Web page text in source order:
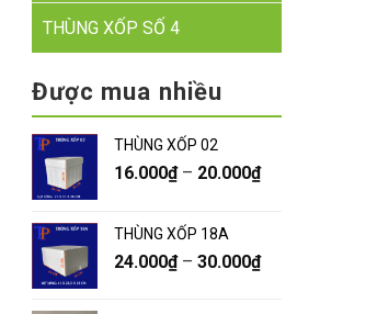
THÙNG XỐP SỐ 4
Được mua nhiều
THÙNG XỐP 02
16.000₫– 20.000₫
THÙNG XỐP 18A
24.000₫– 30.000₫